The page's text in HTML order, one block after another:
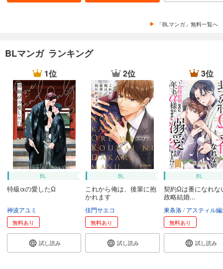
「BLマンガ」無料一覧へ
BLマンガ ランキング
1位
BL
特級αの愛したΩ
神波アユミ
無料あり
試し読み
2位
BL
これから俺は、後輩に抱
かれます
佳門サエコ
無料あり
試し読み
3位
BL
契約Ωは番になれな
政略結婚...
東条洛 アスティル
無料あり
試し読み